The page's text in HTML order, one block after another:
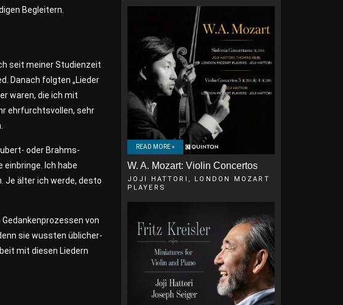
Begleitern.
seit meiner Studienzeit
Danach folgten „Lieder
waren, die ich mit
ehrfurchtsvollen, sehr
oder Brahms-
einbringe. Ich habe
Je älter ich werde, desto
von
sie wussten üblicher-
mit diesen Liedern
READ MORE »
W. A. Mozart: Violin Concertos
JOJI HATTORI, LONDON MOZART
PLAYERS